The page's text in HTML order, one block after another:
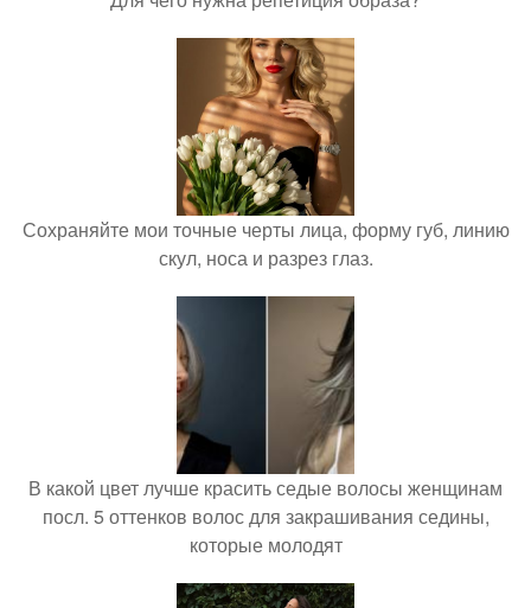
Сохраняйте мои точные черты лица, форму губ, линию
скул, носа и разрез глаз.
В какой цвет лучше красить седые волосы женщинам
посл. 5 оттенков волос для закрашивания седины,
которые молодят